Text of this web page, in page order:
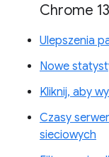
Chrome
Ulepszenia
Nowe
Kliknij, aby
Czasy
sieciowych